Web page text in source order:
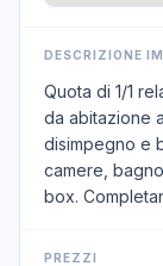
DESCRIZIONE
Quota di 1/1
da abitazione
disimpegno e
camere,
box.
PREZZI